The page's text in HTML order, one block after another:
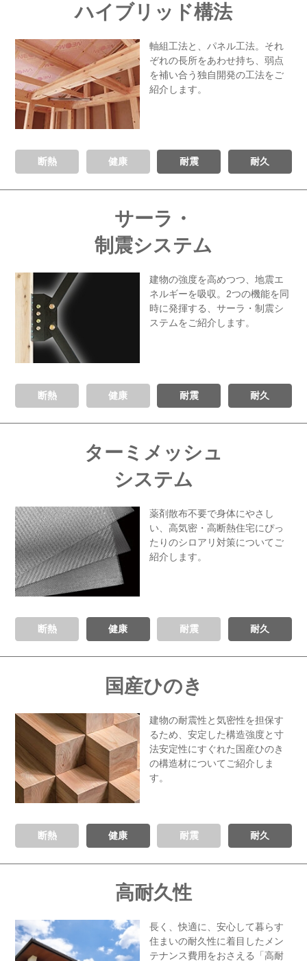
ハイブリッド構法
軸組工法と、パネル工法。 それ
ぞれの長所をあわせ持ち、 弱点
を補い合う独自開発の工法をご
紹介します。
断熱 健康 耐震 耐久
サーラ・
制震システム
建物の強度を高めつつ、 地震エ
ネルギーを吸収。 2つの機能を同
時に発揮する、 サーラ・制震シ
ステムをご紹介します。
断熱 健康 耐震 耐久
ターミメッシュ
システム
薬剤散布不要で身体にやさし
い、 高気密・高断熱住宅にぴっ
たりのシロアリ対策についてご
紹介します。
断熱 健康 耐震 耐久
国産ひのき
建物の耐震性と気密性を担保す
るため、 安定した構造強度と寸
法安定性にすぐれた 国産ひのき
の構造材について ご紹介しま
す。
断熱 健康 耐震 耐久
高耐久性
長く、快適に、安心して暮らす
住まいの耐久性に着目した メン
テナンス費用をおさえる
「高耐